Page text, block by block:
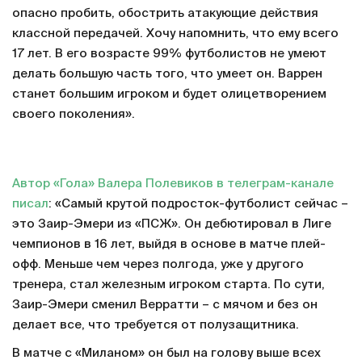
опасно пробить, обострить атакующие действия
классной передачей. Хочу напомнить, что ему всего
17 лет. В его возрасте 99% футболистов не умеют
делать большую часть того, что умеет он. Варрен
станет большим игроком и будет олицетворением
своего поколения».
Автор «Гола» Валера Полевиков в телеграм-канале
писал: «Самый крутой подросток-футболист сейчас –
это Заир-Эмери из «ПСЖ». Он дебютировал в Лиге
чемпионов в 16 лет, выйдя в основе в матче плей-
офф. Меньше чем через полгода, уже у другого
тренера, стал железным игроком старта. По сути,
Заир-Эмери сменил Верратти – с мячом и без он
делает все, что требуется от полузащитника.
В матче с «Миланом» он был на голову выше всех